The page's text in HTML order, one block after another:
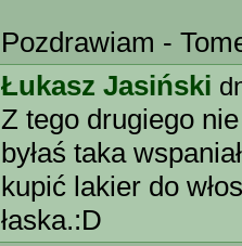
Pozdrawiam -
Łukasz Jasiński
Z tego drugiego
byłaś taka
kupić lakier do
łaska.:D